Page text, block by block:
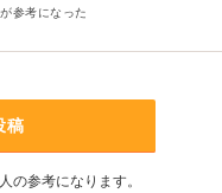
参考になった
稿
の参考になります。